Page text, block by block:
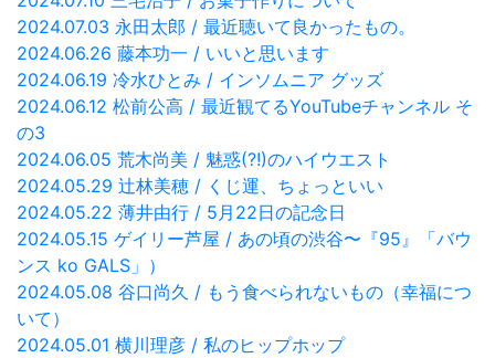
2024.07.03 永田太郎 / 最近聴いて良かったもの。
2024.06.26 藤本功一 / いいと思います
2024.06.19 冷水ひとみ / インソムニア グッズ
2024.06.12 松前公高 / 最近観てるYouTubeチャンネル そ
の3
2024.06.05 荒木尚美 / 魅惑(?!)のハイウエスト
2024.05.29 辻林美穂 / くじ運、ちょっといい
2024.05.22 薄井由行 / 5月22日の記念日
2024.05.15 ゲイリー芦屋 / あの頃の渋谷〜『95』「バウ
ンス ko GALS」）
2024.05.08 谷口尚久 / もう食べられないもの（幸福につ
いて）
2024.05.01 横川理彦 / 私のヒップホップ